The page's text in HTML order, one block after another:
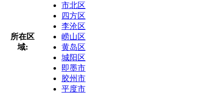
所在区
域:
市北区
四方区
李沧区
崂山区
黄岛区
城阳区
即墨市
胶州市
平度市